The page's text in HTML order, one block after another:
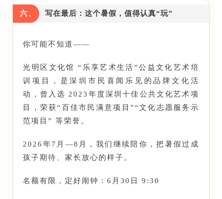
吃货美食
特价门票
其他活动
六、 写在最后：这个暑假，值得认真“玩”
你可能不知道——
光明区文化馆 “乐享艺术生活”公益文化艺术培
训项目，是深圳市民喜闻乐见的品牌文化活
动，曾入选 2023年度深圳十佳公共文化艺术项
目，荣获“百佳市民满意项目”“文化志愿服务示
范项目” 等荣誉。
2026年7月—8月，我们继续陪你，把暑假过成
孩子期待、家长放心的样子。
名额有限，定好闹钟：6月30日 9:30